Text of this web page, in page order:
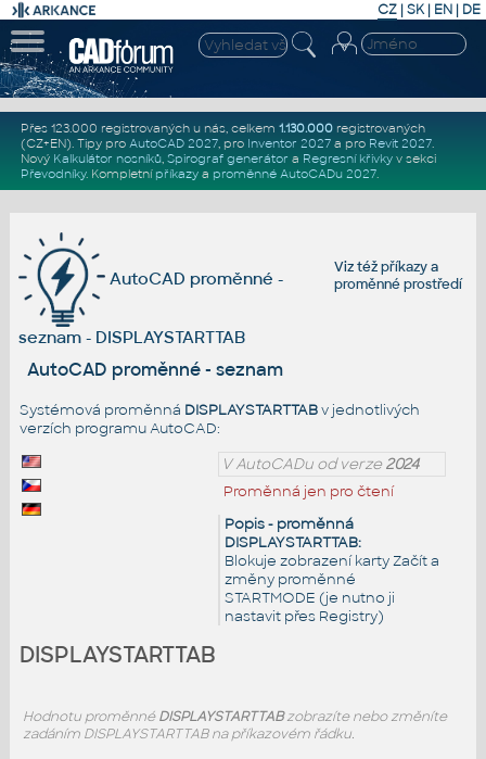
CZ | SK| EN | DE
Přes 123.000 registrovaných u nás, celkem 1.130.000registrovaných
(CZ+EN). Tipy pro AutoCAD 2027, pro Inventor 2027a pro Revit 2027.
Nový Kalkulátor nosníků, Spirograf generátor a Regresní křivkyv sekci
Převodníky. Kompletní příkazya proměnné AutoCADu 2027.
Viz téžpříkazya
proměnné prostředí
AutoCAD proměnné -
seznam - DISPLAYSTARTTAB
AutoCAD proměnné - seznam
Systémová proměnná DISPLAYSTARTTABv jednotlivých
verzích programu AutoCAD:
V AutoCADu od verze2024
Proměnná jen pro čtení
Popis - proměnná
DISPLAYSTARTTAB:
Blokuje zobrazení karty Začít a
změny proměnné
STARTMODE (je nutno ji
nastavit přes Registry)
DISPLAYSTARTTAB
Hodnotu proměnnéDISPLAYSTARTTABzobrazíte nebo změníte
zadáním DISPLAYSTARTTAB na příkazovém řádku.